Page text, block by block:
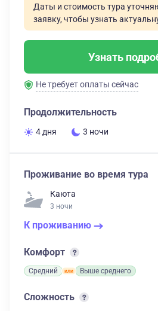
Даты и стоимость тура
заявку, чтобы узнать
Узнать
Не требует оплаты сейчас
Продолжительность
4 дня 3 ночи
Проживание во время тура
Каюта
3 ночи
К проживанию
Комфорт
Средний Выше среднего
Сложность